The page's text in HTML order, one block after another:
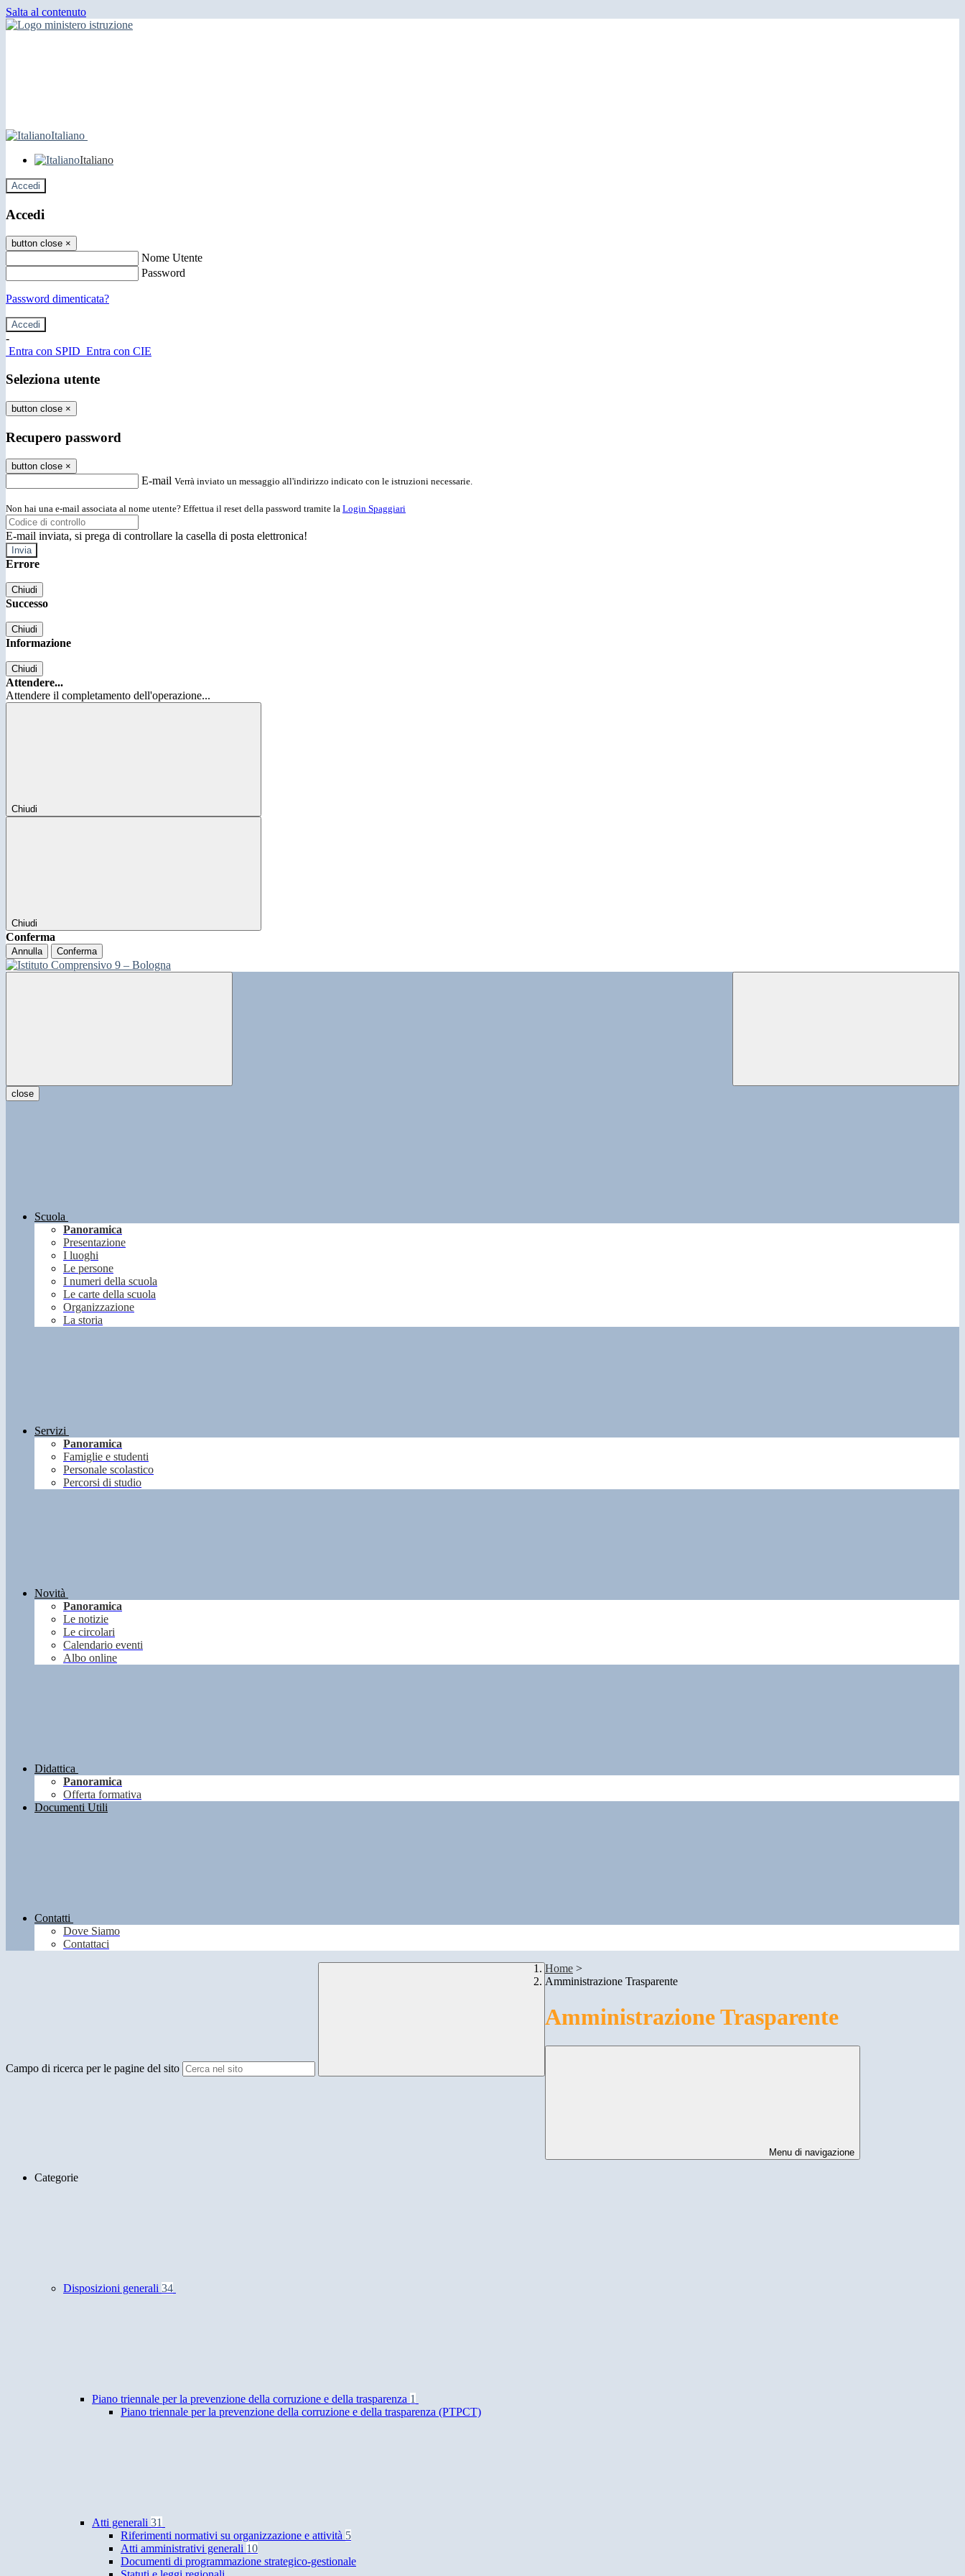
Salta al contenuto
Italiano
Italiano
Accedi
Accedi
button close ×
Nome Utente
Password
Password dimenticata?
-
Entra con SPID Entra con CIE
Seleziona utente
button close ×
Recupero password
button close ×
E-mail Verrà inviato un messaggio all'indirizzo indicato con le istruzioni necessarie.
Non hai una e-mail associata al nome utente? Effettua il reset della password tramite la Login Spaggiari
E-mail inviata, si prega di controllare la casella di posta elettronica!
Errore
Chiudi
Successo
Chiudi
Informazione
Chiudi
Attendere...
Attendere il completamento dell'operazione...
Chiudi
Chiudi
Conferma
Annulla Conferma
close
Scuola
Panoramica
Presentazione
I luoghi
Le persone
I numeri della scuola
Le carte della scuola
Organizzazione
La storia
Servizi
Panoramica
Famiglie e studenti
Personale scolastico
Percorsi di studio
Novità
Panoramica
Le notizie
Le circolari
Calendario eventi
Albo online
Didattica
Panoramica
Offerta formativa
Documenti Utili
Contatti
Dove Siamo
Contattaci
Campo di ricerca per le pagine del sito
Home >
Amministrazione Trasparente
Amministrazione Trasparente
Menu di navigazione
Categorie
Disposizioni generali 34
Piano triennale per la prevenzione della corruzione e della trasparenza 1
Piano triennale per la prevenzione della corruzione e della trasparenza (PTPCT)
Atti generali 31
Riferimenti normativi su organizzazione e attività 5
Atti amministrativi generali 10
Documenti di programmazione strategico-gestionale